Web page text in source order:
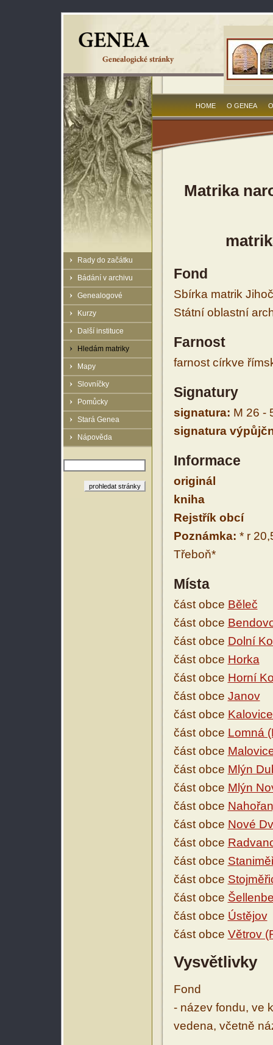
Rady do začátku
Bádání v archivu
Genealogové
Kurzy
Další instituce
Hledám matriky
Mapy
Slovníčky
Pomůcky
Stará Genea
Nápověda
HOME O GENEA
Matrika
Fond
Sbírka matrik
Státní oblastní
Farnost
farnost církve
Signatury
signatura: M 26 -
signatura
Informace
originál
kniha
Rejstřík obcí
Poznámka: * r
Třeboň*
Místa
část obce Běleč
část obce
část obce Dolní
část obce Horka
část obce Horní
část obce Janov
část obce
část obce Lomná
část obce
část obce Mlýn
část obce Mlýn
část obce
část obce Nové
část obce
část obce
část obce
část obce
část obce Ústějov
část obce Větrov
Vysvětlivky
Fond
- název fondu, ve
vedena, včetně